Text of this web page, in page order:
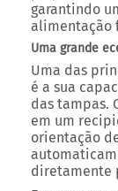
garantindo
alimentação
Uma grande
Uma das
é a sua
das tampas.
em um
orientação
diretamente